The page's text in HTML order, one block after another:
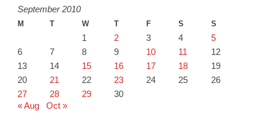
September 2010
M T W T F S S
1 2 3 4
5
6
7 8 9 10 11
12
13
14 15 16 17 18
19
20
21 22 23 24 25
26
27
28 29
30
« Aug
Oct »